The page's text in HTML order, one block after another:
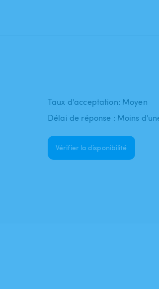
Taux d'acceptation: Moyen
Délai de réponse : Moins
Vérifier la disponibilité